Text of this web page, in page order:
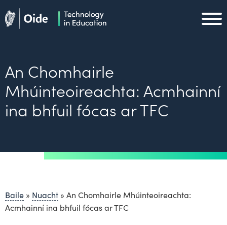
Skip to main content
An Chomhairle
Mhúinteoireachta: Acmhainní
ina bhfuil fócas ar TFC
Baile » Nuacht » An Chomhairle Mhúinteoireachta:
Acmhainní ina bhfuil fócas ar TFC